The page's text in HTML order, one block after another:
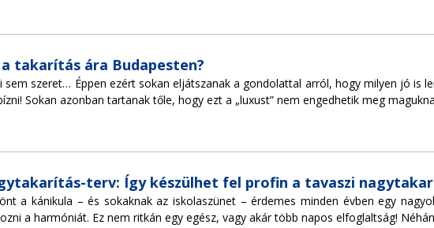
takarítás ára Budapesten?
sem szeret… Éppen ezért sokan eljátszanak a gondolattal arról, hogy milyen jó is
Sokan azonban tartanak tőle, hogy ezt a „luxust” nem engedhetik meg
terv: Így készülhet fel profin a tavaszi
a kánikula – és sokaknak az iskolaszünet – érdemes minden évben egy
a harmóniát. Ez nem ritkán egy egész, vagy akár több napos elfoglaltság!